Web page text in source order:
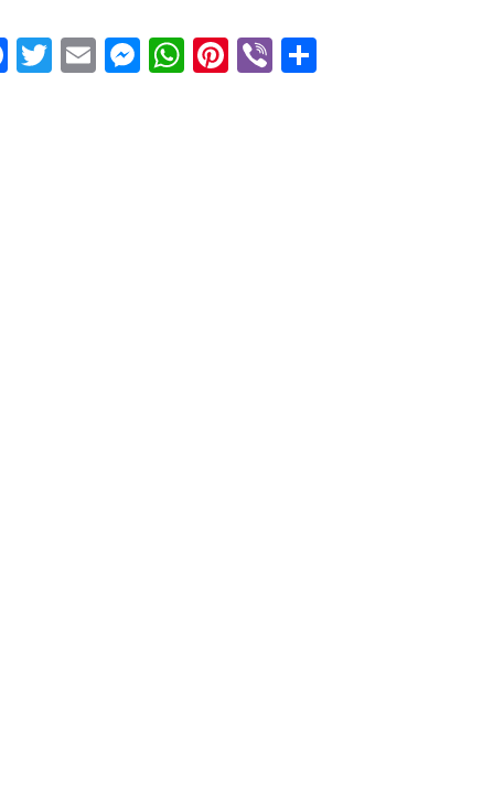
Facebook
Twitter
EmailMessenger
WhatsApp
Pinterest
Viber